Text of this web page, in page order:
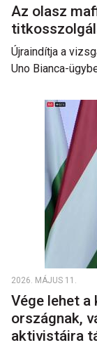
Az olasz
Újraindítja a
Uno Bianca-
2026. MÁJUS 11.
Vége lehet a
országnak,
aktivistáira